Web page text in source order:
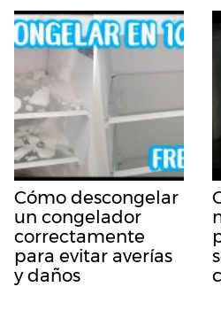
Cómo descongelar
un congelador
correctamente
para evitar averías
y daños